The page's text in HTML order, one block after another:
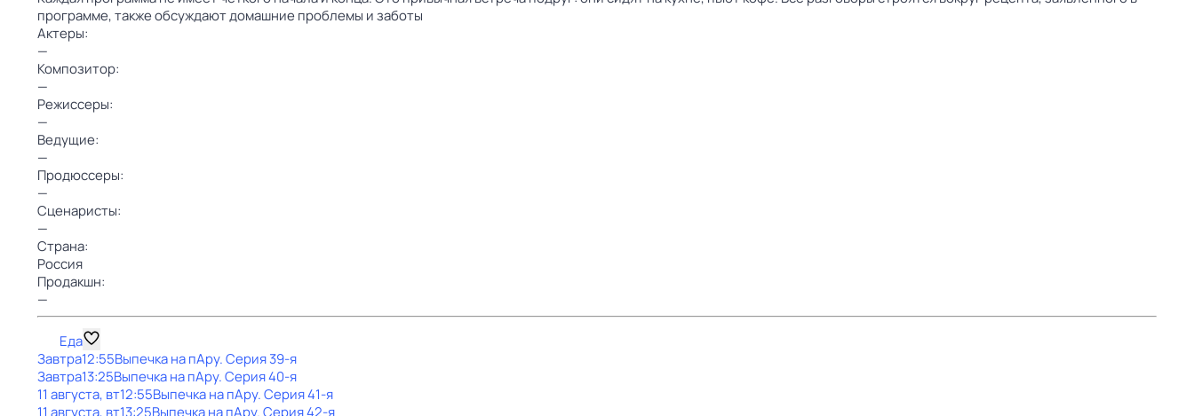
программе, также обсуждают домашние проблемы и заботы
Актеры:
—
Композитор:
—
Режиссеры:
—
Ведущие:
—
Продюссеры:
—
Сценаристы:
—
Страна:
Россия
Продакшн:
—
Еда
Завтра12:55Выпечка на пАру. Серия 39-я
Завтра13:25Выпечка на пАру. Серия 40-я
11 августа, вт12:55Выпечка на пАру. Серия 41-я
11 августа, вт13:25Выпечка на пАру. Серия 42-я